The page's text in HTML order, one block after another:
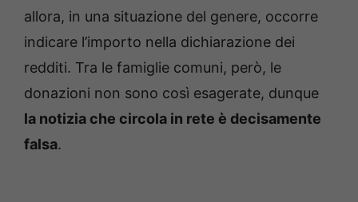
allora, in una situazione del genere, occorre
indicare l’importo nella dichiarazione dei
redditi. Tra le famiglie comuni, però, le
donazioni non sono così esagerate, dunque
la notizia che circola in rete è decisamente
falsa.